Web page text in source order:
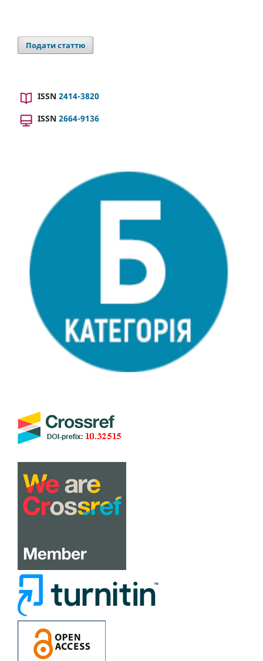
Подати статтю
ISSN 2414-3820
ISSN 2664-9136